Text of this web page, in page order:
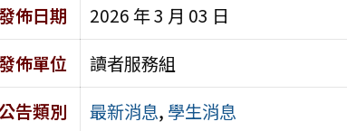
佈日期
2026 年 3 月 03 日
佈單位
讀者服務組
告類別
最新消息, 學生消息